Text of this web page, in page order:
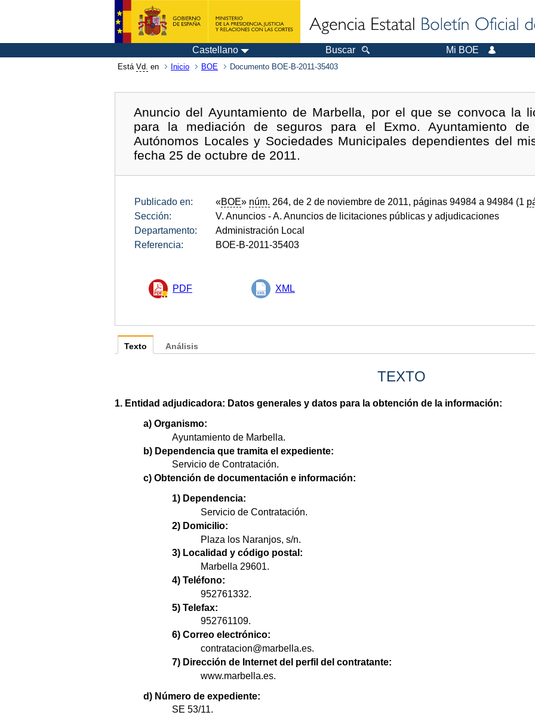
Castellano Buscar Mi BOE
Está Vd. en Inicio BOE Documento BOE-B-2011-35403
Anuncio del Ayuntamiento de Marbella, por el que se convoca la
para la mediación de seguros para el Exmo. Ayuntamiento de
Autónomos Locales y Sociedades Municipales dependientes del
fecha 25 de octubre de 2011.
Publicado en: «BOE» núm. 264, de 2 de noviembre de 2011, páginas 94984 a 94984 (1
Sección:
V. Anuncios - A. Anuncios de licitaciones públicas y adjudicaciones
Departamento:
Administración Local
Referencia:
BOE-B-2011-35403
PDF XML
Texto
TEXTO
1. Entidad adjudicadora: Datos generales y datos para la obtención de la información:
a) Organismo:
Ayuntamiento de Marbella.
b) Dependencia que tramita el expediente:
Servicio de Contratación.
c) Obtención de documentación e información:
1) Dependencia:
Servicio de Contratación.
2) Domicilio:
Plaza los Naranjos, s/n.
3) Localidad y código postal:
Marbella 29601.
4) Teléfono:
952761332.
5) Telefax:
952761109.
6) Correo electrónico:
contratacion@marbella.es.
7) Dirección de Internet del perfil del contratante:
www.marbella.es.
d) Número de expediente:
SE 53/11.
Análisis